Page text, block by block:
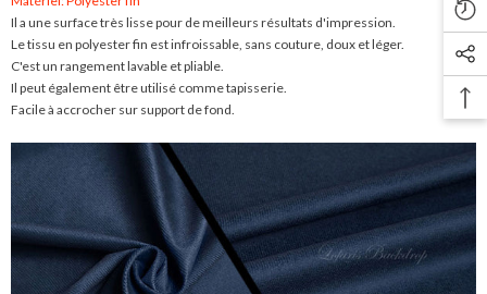
Il a une surface très lisse pour de meilleurs résultats d'impression.
Le tissu en polyester fin est infroissable, sans couture, doux et léger.
C'est un rangement lavable et pliable.
Il peut également être utilisé comme tapisserie.
Facile à accrocher sur support de fond.